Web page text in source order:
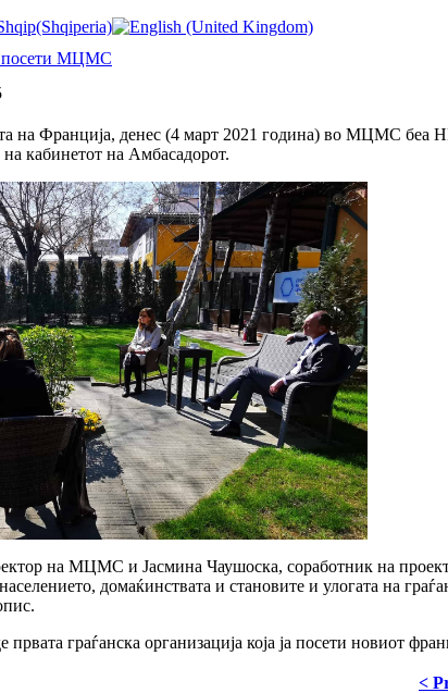
посети МЦМС
на Франција, денес (4 март 2021 година) во МЦМС беа
кабинетот на Амбасадорот.
на МЦМС и Јасмина Чаушоска, соработник на
домаќинствата и становите и улогата на
граѓанска организација која ја посети новиот
<